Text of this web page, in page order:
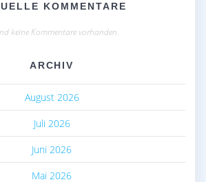
KOMMENTARE
keine Kommentare vorhanden.
ARCHIV
August 2026
Juli 2026
Juni 2026
Mai 2026